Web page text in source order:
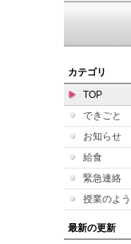
カテゴリ
TOP
できごと
お知らせ
給食
緊急連絡
授業のよ
最新の更新